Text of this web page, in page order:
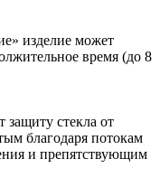
изделие может
время (до 8
защиту стекла от
благодаря потокам
и препятствующим